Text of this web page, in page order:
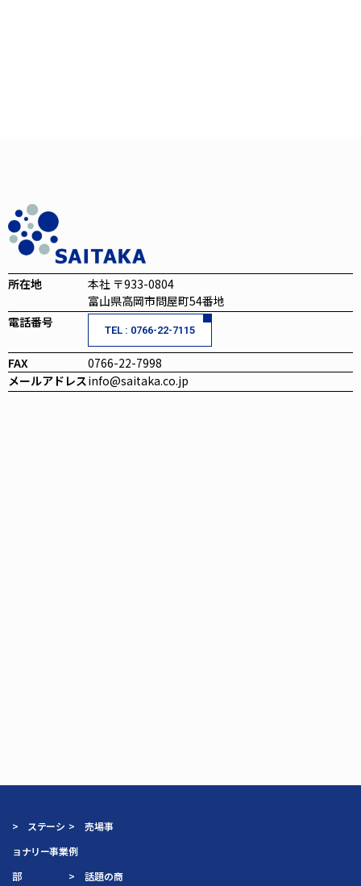
所在地
本社 〒933-0804
富山県高岡市問屋町54番地
電話番号
TEL : 0766-22-7115
FAX
0766-22-7998
メールアドレスinfo@saitaka.co.jp
> ステーシ
ョナリー事業
部
> 売場事
例
> 話題の商